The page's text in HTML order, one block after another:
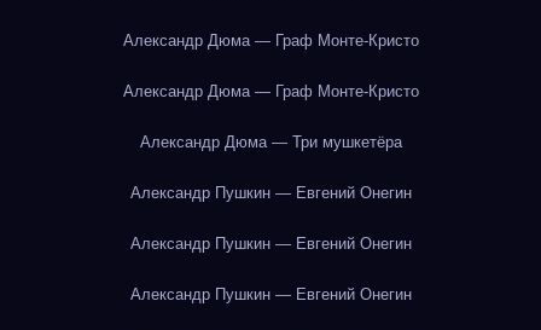
Александр Дюма — Граф Монте-Кристо
Александр Дюма — Граф Монте-Кристо
Александр Дюма — Три мушкетёра
Александр Пушкин — Евгений Онегин
Александр Пушкин — Евгений Онегин
Александр Пушкин — Евгений Онегин